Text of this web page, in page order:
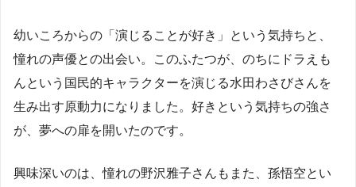
幼いころからの「演じることが好き」という気持ちと、
憧れの声優との出会い。このふたつが、のちにドラえも
んという国民的キャラクターを演じる水田わさびさんを
生み出す原動力になりました。好きという気持ちの強さ
が、夢への扉を開いたのです。
興味深いのは、憧れの野沢雅子さんもまた、孫悟空とい